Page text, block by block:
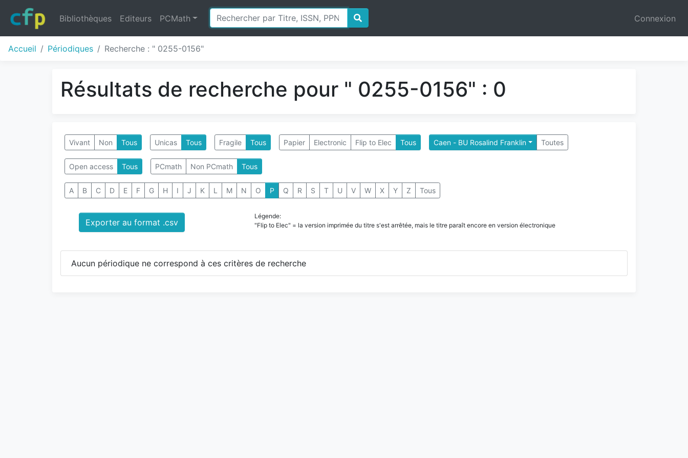
Bibliothèques Editeurs PCMath Connexion
Accueil Périodiques Recherche : " 0255-0156"
Résultats de recherche pour " 0255-0156" : 0
Vivant Non Tous Unicas Tous Fragile Tous Papier Electronic Flip to Elec Tous Caen - BU Rosalind Franklin Toutes
Open access Tous PCmath Non PCmath Tous
A B C D E F G H I J K L M N O P Q R S T U V W X Y Z Tous
Exporter au format .csv
Légende:
"Flip to Elec" = la version imprimée du titre s'est arrêtée, mais le titre paraît encore en version électronique
Aucun périodique ne correspond à ces critères de recherche